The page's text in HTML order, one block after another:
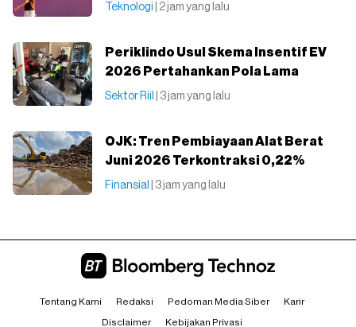
Teknologi | 2 jam yang lalu
Periklindo Usul Skema Insentif EV
2026 Pertahankan Pola Lama
Sektor Riil | 3 jam yang lalu
OJK: Tren Pembiayaan Alat Berat
Juni 2026 Terkontraksi 0,22%
Finansial | 3 jam yang lalu
Tentang Kami Redaksi Pedoman Media Siber Karir
Disclaimer Kebijakan Privasi